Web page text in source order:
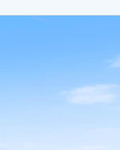
für 2 Personen